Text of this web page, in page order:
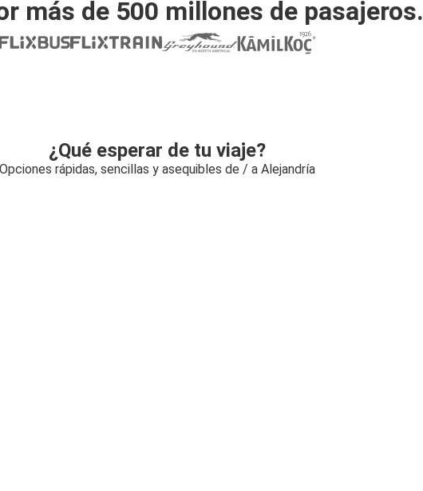
más de 500 millones de pasajeros.
¿Qué esperar de tu viaje?
Opciones rápidas, sencillas y asequibles de / a Alejandría